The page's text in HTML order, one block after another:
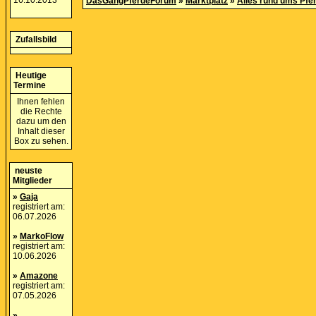
Zufallsbild
Heutige
Termine
Ihnen fehlen
die Rechte
dazu um den
Inhalt dieser
Box zu sehen.
neuste
Mitglieder
» Gaja
registriert am:
06.07.2026
» MarkoFlow
registriert am:
10.06.2026
» Amazone
registriert am:
07.05.2026